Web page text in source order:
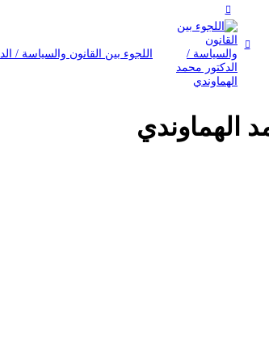
اللجوء بين القانون والسياسة /
الهماوندي